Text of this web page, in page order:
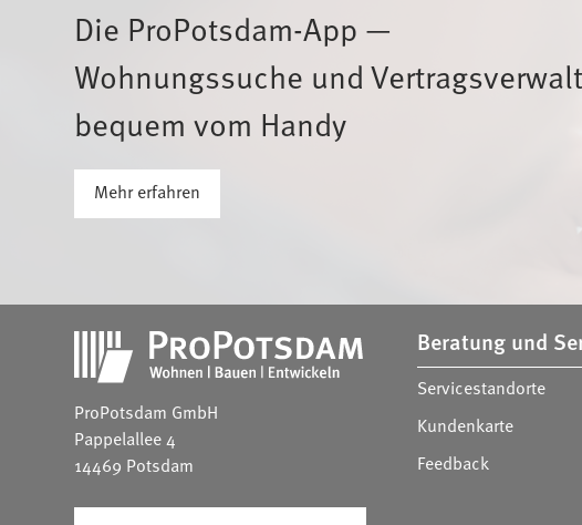
Die ProPotsdam-App —
Wohnungssuche und
bequem vom Handy
Mehr erfahren
Anschrift und weiterführende Links
Adressdaten
ProPotsdam GmbH
Pappelallee 4
14469 Potsdam
Beratung und
Servicestandorte
Kundenkarte
Feedback